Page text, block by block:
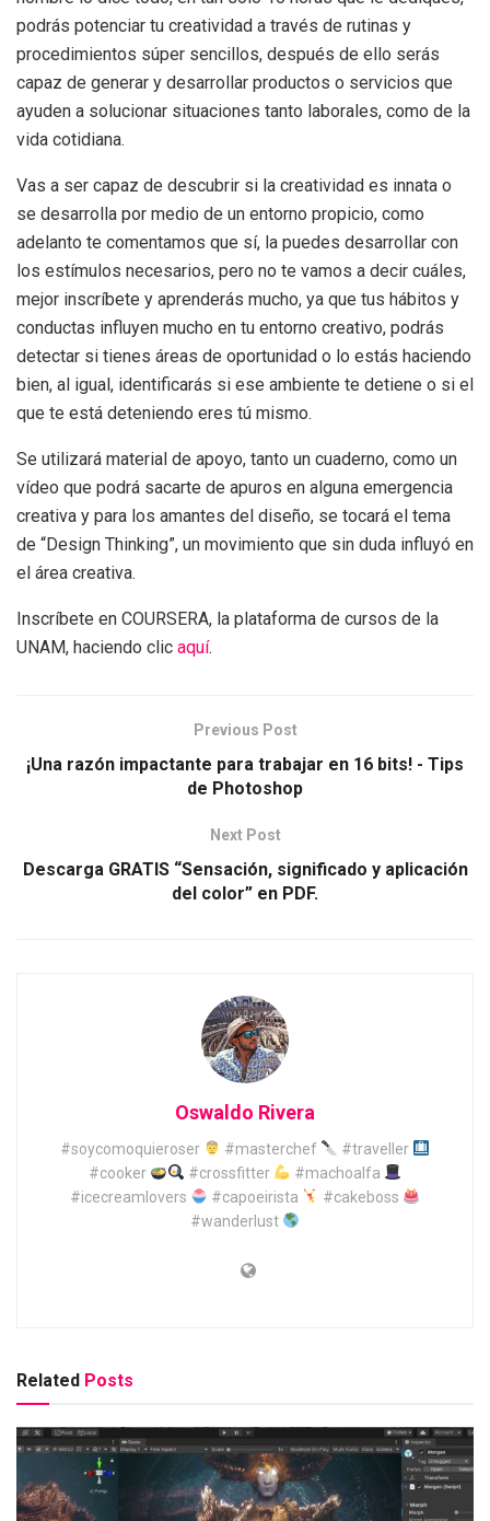
podrás potenciar tu creatividad a través de rutinas y
procedimientos súper sencillos, después de ello serás
capaz de generar y desarrollar productos o servicios que
ayuden a solucionar situaciones tanto laborales, como de la
vida cotidiana.
Vas a ser capaz de descubrir si la creatividad es innata o
se desarrolla por medio de un entorno propicio, como
adelanto te comentamos que sí, la puedes desarrollar con
los estímulos necesarios, pero no te vamos a decir cuáles,
mejor inscríbete y aprenderás mucho, ya que tus hábitos y
conductas influyen mucho en tu entorno creativo, podrás
detectar si tienes áreas de oportunidad o lo estás haciendo
bien, al igual, identificarás si ese ambiente te detiene o si el
que te está deteniendo eres tú mismo.
Se utilizará material de apoyo, tanto un cuaderno, como un
vídeo que podrá sacarte de apuros en alguna emergencia
creativa y para los amantes del diseño, se tocará el tema
de “Design Thinking”, un movimiento que sin duda influyó en
el área creativa.
Inscríbete en COURSERA, la plataforma de cursos de la
UNAM, haciendo clic aquí.
Previous Post
¡Una razón impactante para trabajar en 16 bits! - Tips
de Photoshop
Next Post
Descarga GRATIS “Sensación, significado y aplicación
del color” en PDF.
Oswaldo Rivera
#soycomoquieroser #masterchef
#traveller
#cooker
#crossfitter
#machoalfa
#icecreamlovers
#capoeirista
#cakeboss
#wanderlust
Related Posts